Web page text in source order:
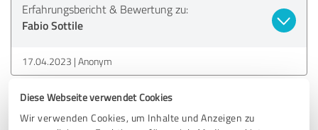
Diese Webseite verwendet Cookies
Wir verwenden Cookies, um Inhalte und Anzeigen zu
Erfahrungsbericht & Bewertung zu:
Fabio Sottile
17.04.2023 Anonym